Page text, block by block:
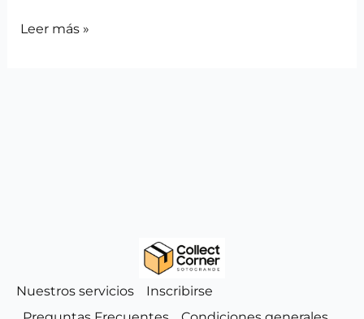
Leer más »
Nuestros servicios
Inscribirse